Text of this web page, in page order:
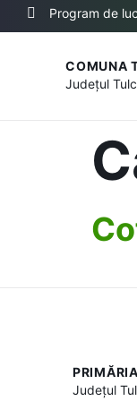
Program de
COMUNA
Județul
Județul